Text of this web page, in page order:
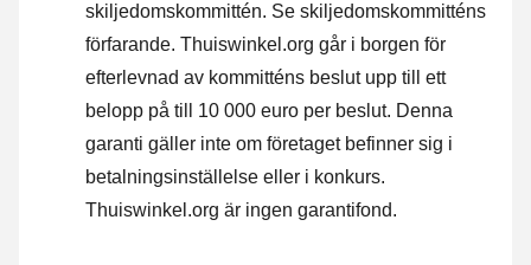
skiljedomskommittén. Se skiljedomskommitténs
förfarande. Thuiswinkel.org går i borgen för
efterlevnad av kommitténs beslut upp till ett
belopp på till 10 000 euro per beslut. Denna
garanti gäller inte om företaget befinner sig i
betalningsinställelse eller i konkurs.
Thuiswinkel.org är ingen garantifond.